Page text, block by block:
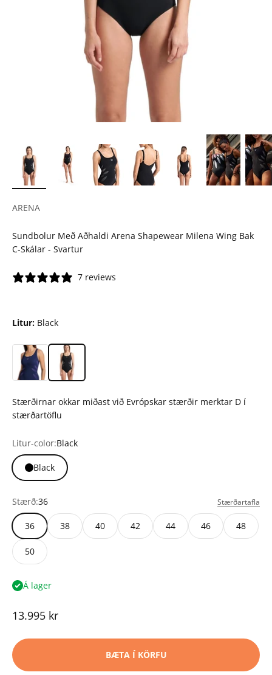
ARENA
Sundbolur Með Aðhaldi Arena Shapewear Milena Wing Bak
C-Skálar - Svartur
7 reviews
Litur: Black
Stærðirnar okkar miðast við Evrópskar stærðir merktar D í
stærðartöflu
Litur-color:Black
Black
Stærð:36 Stærðartafla
36 38 40 42 44 46 48
50
Á lager
Tilboðsverð
13.995 kr
BÆTA Í KÖRFU